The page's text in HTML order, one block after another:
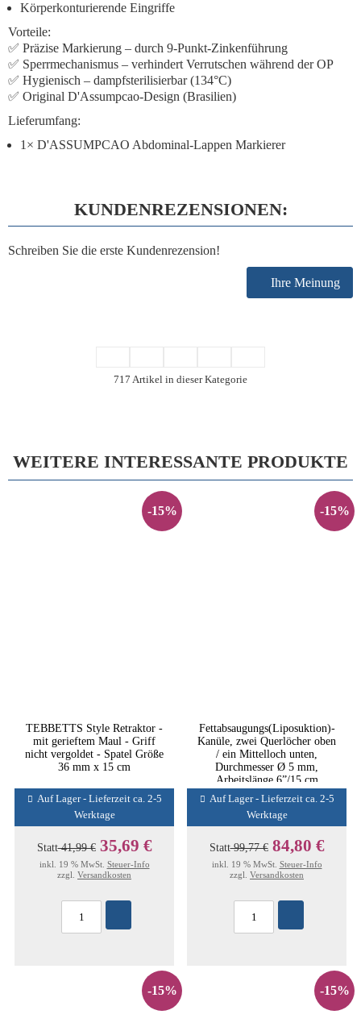
Körperkonturierende Eingriffe
Vorteile:
✅ Präzise Markierung – durch 9-Punkt-Zinkenführung
✅ Sperrmechanismus – verhindert Verrutschen während der OP
✅ Hygienisch – dampfsterilisierbar (134°C)
✅ Original D'Assumpcao-Design (Brasilien)
Lieferumfang:
1× D'ASSUMPCAO Abdominal-Lappen Markierer
KUNDENREZENSIONEN:
Schreiben Sie die erste Kundenrezension!
Ihre Meinung
717 Artikel in dieser Kategorie
WEITERE INTERESSANTE PRODUKTE
-15%
TEBBETTS Style Retraktor -
mit gerieftem Maul - Griff
nicht vergoldet - Spatel Größe
36 mm x 15 cm
Auf Lager - Lieferzeit ca. 2-5
Werktage
Statt41,99 € 35,69 €
inkl. 19 % MwSt. Steuer-Info
zzgl. Versandkosten
-15%
Fettabsaugungs(Liposuktion)-
Kanüle, zwei Querlöcher oben
/ ein Mittelloch unten,
Durchmesser Ø 5 mm,
Arbeitslänge 6”/15 cm
Auf Lager - Lieferzeit ca. 2-5
Werktage
Statt99,77 € 84,80 €
inkl. 19 % MwSt. Steuer-Info
zzgl. Versandkosten
-15% -15%